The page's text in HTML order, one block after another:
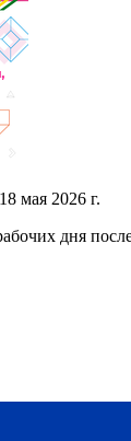
18 мая 2026 г.
дня